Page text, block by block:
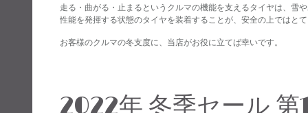
走る・曲がる・止まるというクルマの機能を支えるタイヤは、雪
性能を発揮する状態のタイヤを装着することが、安全の上ではと
お客様のクルマの冬支度に、当店がお役に立てば幸いです。
2022年 冬季セール 第